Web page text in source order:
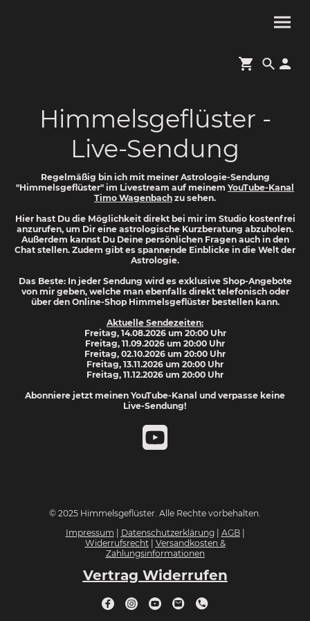
Himmelsgeflüster -
Live-Sendung
Regelmäßig bin ich mit meiner Astrologie-Sendung
"Himmelsgeflüster" im Livestream auf meinem YouTube-Kanal
Timo Wagenbach zu sehen.
Hier hast Du die Möglichkeit direkt bei mir im Studio kostenfrei
anzurufen, um Dir eine astrologische Kurzberatung abzuholen.
Außerdem kannst Du Deine persönlichen Fragen auch in den
Chat stellen. Zudem gibt es spannende Einblicke in die Welt der
Astrologie.
Das Beste: In jeder Sendung wird es exklusive Shop-Angebote
von mir geben, welche man ebenfalls direkt telefonisch oder
über den Online-Shop Himmelsgeflüster bestellen kann.
Aktuelle Sendezeiten:
Freitag, 14.08.2026 um 20:00 Uhr
Freitag, 11.09.2026 um 20:00 Uhr
Freitag, 02.10.2026 um 20:00 Uhr
Freitag, 13.11.2026 um 20:00 Uhr
Freitag, 11.12.2026 um 20:00 Uhr
Abonniere jetzt meinen YouTube-Kanal und verpasse keine
Live-Sendung!
© 2025 Himmelsgeflüster. Alle Rechte vorbehalten.
Impressum | Datenschutzerklärung| AGB|
Widerrufsrecht| Versandkosten &
Zahlungsinformationen
Vertrag Widerrufen